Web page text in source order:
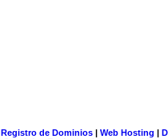
Registro de Dominios| Web Hosting |